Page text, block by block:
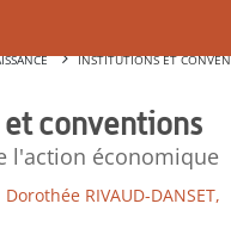
INSTITUTIONS ET
conventions
l'action économique
Dorothée RIVAUD-DANSET,